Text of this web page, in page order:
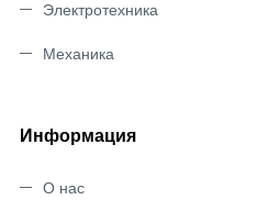
Электротехника
Механика
Информация
О нас